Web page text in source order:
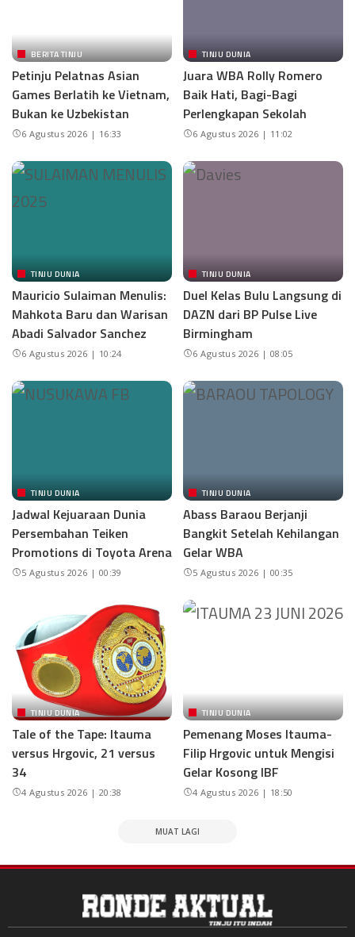
BERITA TINJU
Petinju Pelatnas Asian
Games Berlatih ke Vietnam,
Bukan ke Uzbekistan
6 Agustus 2026 | 16:33
TINJU DUNIA
Juara WBA Rolly Romero
Baik Hati, Bagi-Bagi
Perlengkapan Sekolah
6 Agustus 2026 | 11:02
TINJU DUNIA
Mauricio Sulaiman Menulis:
Mahkota Baru dan Warisan
Abadi Salvador Sanchez
6 Agustus 2026 | 10:24
TINJU DUNIA
Duel Kelas Bulu Langsung di
DAZN dari BP Pulse Live
Birmingham
6 Agustus 2026 | 08:05
TINJU DUNIA
Jadwal Kejuaraan Dunia
Persembahan Teiken
Promotions di Toyota Arena
5 Agustus 2026 | 00:39
TINJU DUNIA
Abass Baraou Berjanji
Bangkit Setelah Kehilangan
Gelar WBA
5 Agustus 2026 | 00:35
TINJU DUNIA
Tale of the Tape: Itauma
versus Hrgovic, 21 versus
34
4 Agustus 2026 | 20:38
TINJU DUNIA
Pemenang Moses Itauma-
Filip Hrgovic untuk Mengisi
Gelar Kosong IBF
4 Agustus 2026 | 18:50
MUAT LAGI